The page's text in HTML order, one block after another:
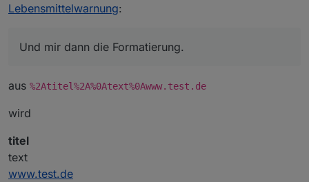
Lebensmittelwarnung:
Und mir dann die Formatierung.
aus %2Atitel%2A%0Atext%0Awww.test.de
wird
titel
text
www.test.de